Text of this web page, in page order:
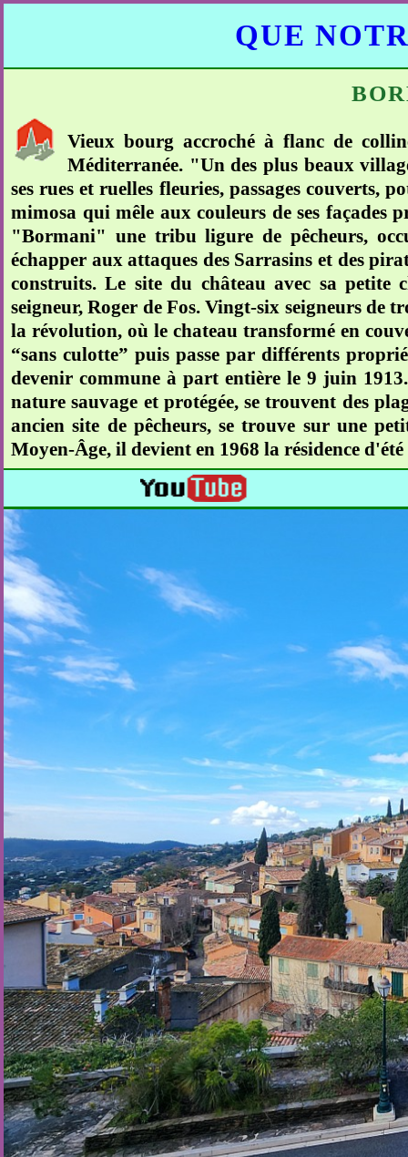
QUE
Vieux bourg accroché à flanc de
Méditerranée. "Un des plus beaux
ses rues et ruelles fleuries, passages couverts,
mimosa qui mêle aux couleurs de ses façades
"Bormani" une tribu ligure de pêcheurs,
échapper aux attaques des Sarrasins et des
construits. Le site du château avec sa petite
seigneur, Roger de Fos. Vingt-six seigneurs de
la révolution, où le chateau transformé en
“sans culotte” puis passe par différents
devenir commune à part entière le 9 juin
nature sauvage et protégée, se trouvent des
ancien site de pêcheurs, se trouve sur une
Moyen-Âge, il devient en 1968 la résidence